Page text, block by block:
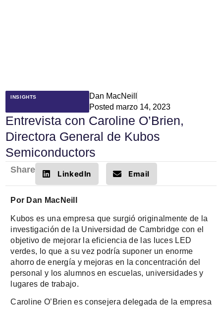
Dan MacNeill
Posted marzo 14, 2023
INSIGHTS
Entrevista con Caroline O’Brien,
Directora General de Kubos
Semiconductors
Share LinkedIn Email
Por Dan MacNeill
Kubos es una empresa que surgió originalmente de la
investigación de la Universidad de Cambridge con el
objetivo de mejorar la eficiencia de las luces LED
verdes, lo que a su vez podría suponer un enorme
ahorro de energía y mejoras en la concentración del
personal y los alumnos en escuelas, universidades y
lugares de trabajo.
Caroline O’Brien es consejera delegada de la empresa